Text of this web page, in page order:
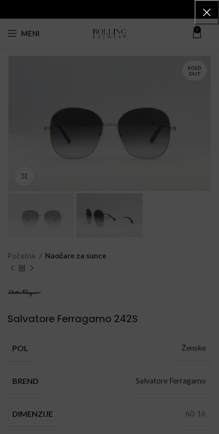
MENI 0
SOLD
OUT
Početna Naočare za sunce
Salvatore Ferragamo 242S
POL Ženske
BREND Salvatore Ferragamo
DIMENZIJE 60-16